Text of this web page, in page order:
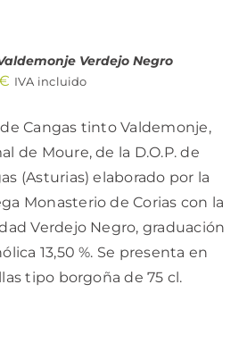
Verdejo Negro
IVA incluido
Cangas tinto Valdemonje,
de Moure, de la D.O.P. de
(Asturias) elaborado por la
Monasterio de Corias con la
Verdejo Negro, graduación
13,50 %. Se presenta en
tipo borgoña de 75 cl.